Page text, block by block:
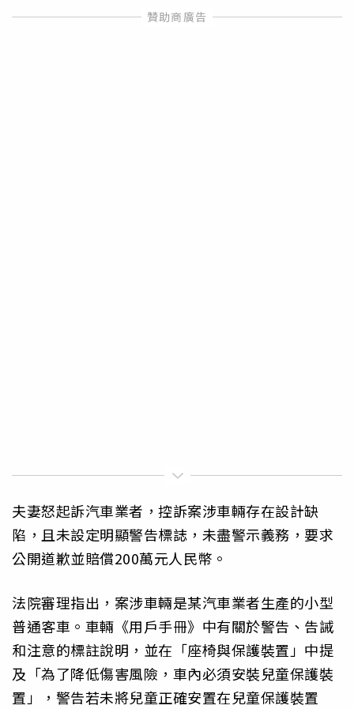
夫妻怒起訴汽車業者，控訴案涉車輛存在設計缺
陷，且未設定明顯警告標誌，未盡警示義務，要求
公開道歉並賠償200萬元人民幣。
法院審理指出，案涉車輛是某汽車業者生產的小型
普通客車。車輛《用戶手冊》中有關於警告、告誡
和注意的標註說明，並在「座椅與保護裝置」中提
及「為了降低傷害風險，車內必須安裝兒童保護裝
置」，警告若未將兒童正確安置在兒童保護裝置